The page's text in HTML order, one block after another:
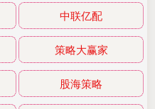
中联亿配
策略大赢家
股海策略